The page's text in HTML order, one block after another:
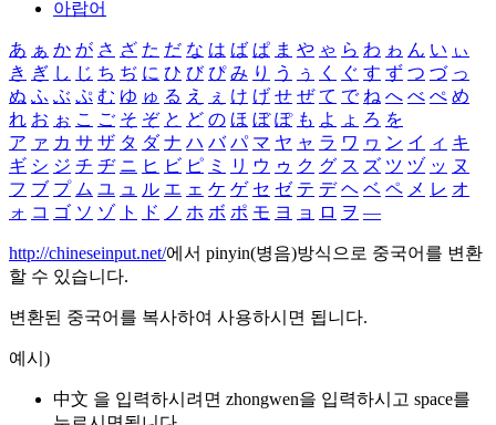
아랍어
あ ぁ か が さ ざ た だ な は ば ぱ ま や ゃ ら わ ゎ ん い ぃ
き ぎ し じ ち ぢ に ひ び ぴ み り う ぅ く ぐ す ず つ づ っ
ぬ ふ ぶ ぷ む ゆ ゅ る え ぇ け げ せ ぜ て で ね へ べ ぺ め
れ お ぉ こ ご そ ぞ と ど の ほ ぼ ぽ も よ ょ ろ を
ア ァ カ サ ザ タ ダ ナ ハ バ パ マ ヤ ャ ラ ワ ヮ ン イ ィ キ
ギ シ ジ チ ヂ ニ ヒ ビ ピ ミ リ ウ ゥ ク グ ス ズ ツ ヅ ッ ヌ
フ ブ プ ム ユ ュ ル エ ェ ケ ゲ セ ゼ テ デ ヘ ベ ペ メ レ オ
ォ コ ゴ ソ ゾ ト ド ノ ホ ボ ポ モ ヨ ョ ロ ヲ ―
http://chineseinput.net/에서 pinyin(병음)방식으로 중국어를 변환
할 수 있습니다.
변환된 중국어를 복사하여 사용하시면 됩니다.
예시)
中文 을 입력하시려면 zhongwen을 입력하시고 space를